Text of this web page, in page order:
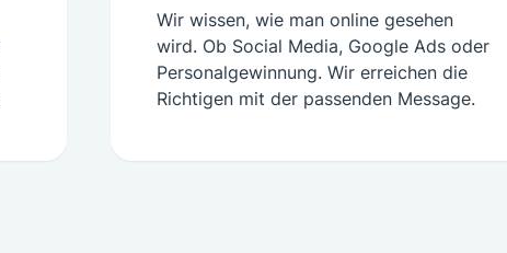
Wir wissen, wie man online gesehen
wird. Ob Social Media, Google Ads oder
Personalgewinnung. Wir erreichen die
Richtigen mit der passenden Message.